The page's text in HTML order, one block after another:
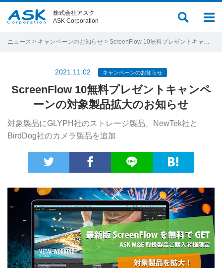
メ
ュ
サ
ト
株式会社アスク
ASK Corporation
ニュース > キャンペーンのお知らせ > ScreenFlow 10無料プレゼントキャンペーンの対象製品拡大のお知らせ
2021.11.02 キャンペーンのお知らせ
ScreenFlow 10無料プレゼントキャンペ
ーンの対象製品拡大のお知らせ
対象製品にGLYPH社のストレージ製品、NewTek社と
BirdDog社のカメラ製品を追加